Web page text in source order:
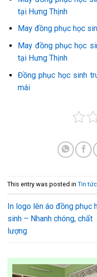
tại Hưng Thịnh
May đồng phục học
May đồng phục học
tại Hưng Thịnh
Đồng phục học sinh
mái
This entry was posted in Tin tức
In logo lên áo đồng phục
sinh – Nhanh chóng, chất
lượng